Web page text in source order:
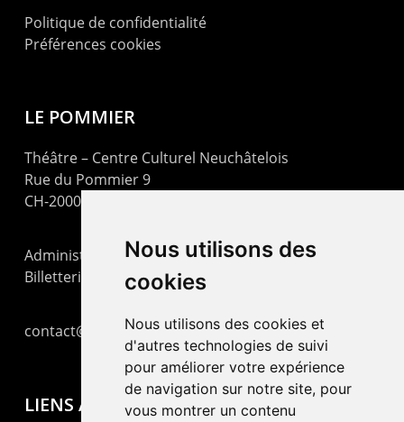
Nous utilisons des
cookies
Nous utilisons des cookies et
d'autres technologies de suivi
pour améliorer votre expérience
de navigation sur notre site, pour
vous montrer un contenu
Politique de confidentialité
Préférences cookies
LE POMMIER
Théâtre – Centre Culturel Neuchâtelois
Rue du Pommier 9
CH-2000 Neuchâtel
Administration : +41 32 725 03 03
Billetterie : +41 32 725 05 05
contact@lepommier.ch
LIENS AMIS